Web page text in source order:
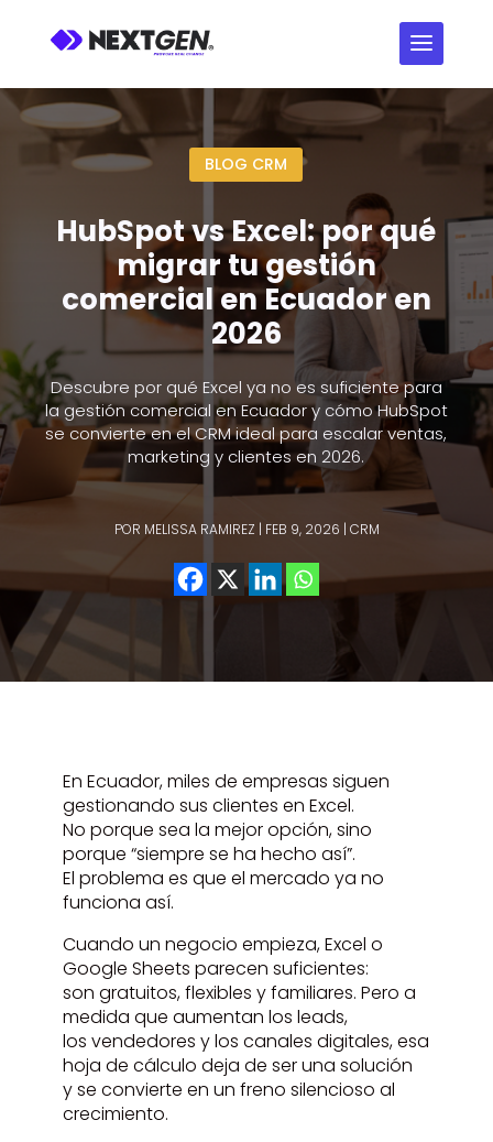
BLOG CRM
HubSpot vs Excel: por qué
migrar tu gestión
comercial en Ecuador en
2026
Descubre por qué Excel ya no es suficiente para
la gestión comercial en Ecuador y cómo HubSpot
se convierte en el CRM ideal para escalar ventas,
marketing y clientes en 2026.
POR MELISSA RAMIREZ | FEB 9, 2026 | CRM
En Ecuador, miles de empresas siguen
gestionando sus clientes en Excel.
No porque sea la mejor opción, sino
porque “siempre se ha hecho así”.
El problema es que el mercado ya no
funciona así.
Cuando un negocio empieza, Excel o
Google Sheets parecen suficientes:
son gratuitos, flexibles y familiares. Pero a
medida que aumentan los leads,
los vendedores y los canales digitales, esa
hoja de cálculo deja de ser una solución
y se convierte en un freno silencioso al
crecimiento.